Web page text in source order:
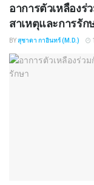
อาการตัวเหลือง
สาเหตุและการรัก
BYสุชาดา กาอินทร์ (M.D.)